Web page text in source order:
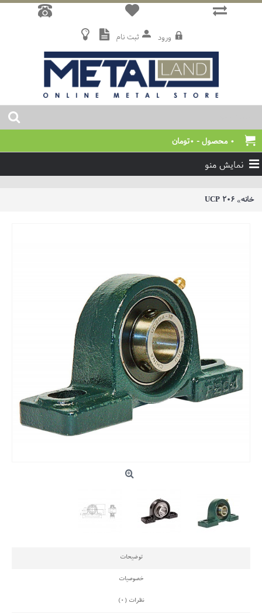
ثبت نام ورود
0 محصول - 0تومان
نمایش منو
خانه UCP 206
توضیحات
خصوصیات
نظرات (0)